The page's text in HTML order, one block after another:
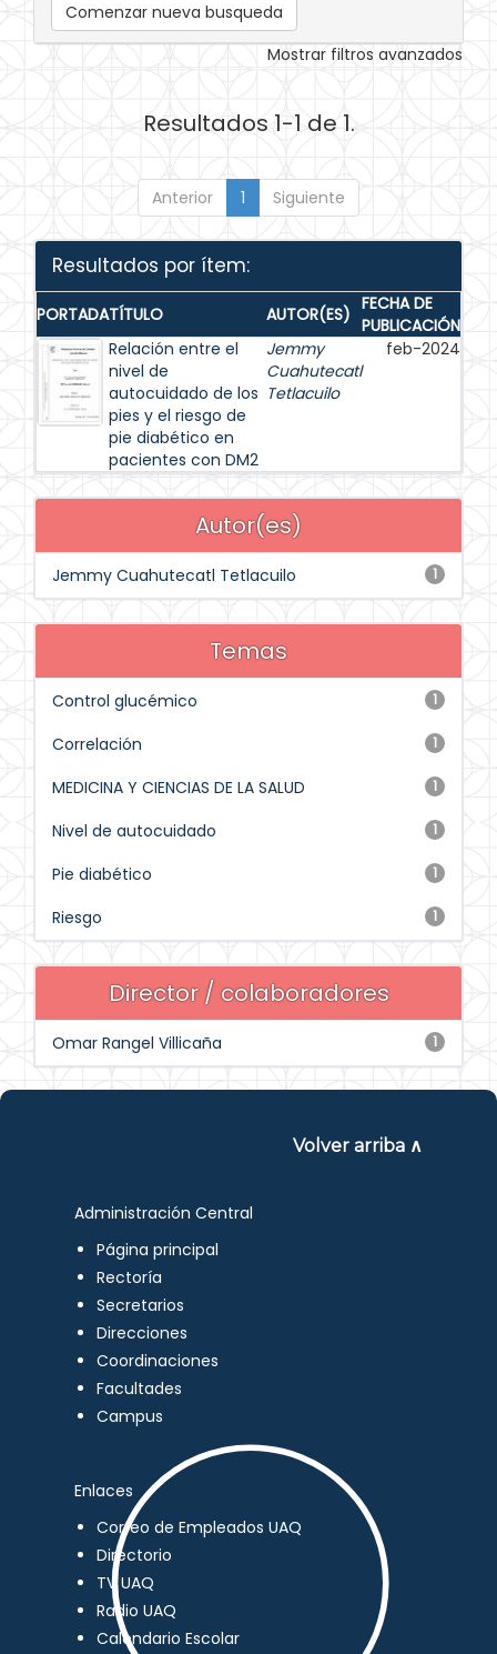
Comenzar nueva busqueda
Mostrar filtros avanzados
Resultados 1-1 de 1.
Anterior 1 Siguiente
Resultados por ítem:
PORTADATÍTULO AUTOR(ES) FECHA DE
PUBLICACIÓN
Relación entre el
nivel de
autocuidado de los
pies y el riesgo de
pie diabético en
pacientes con DM2
Jemmy
Cuahutecatl
Tetlacuilo
feb-2024
Autor(es)
1
Jemmy Cuahutecatl Tetlacuilo
Temas
1
Control glucémico
1
Correlación
1
MEDICINA Y CIENCIAS DE LA SALUD
1
Nivel de autocuidado
1
Pie diabético
1
Riesgo
Director / colaboradores
1
Omar Rangel Villicaña
Volver arriba ∧
Administración Central
Página principal
Rectoría
Secretarios
Direcciones
Coordinaciones
Facultades
Campus
Enlaces
Correo de Empleados UAQ
Directorio
TV UAQ
Radio UAQ
Calendario Escolar